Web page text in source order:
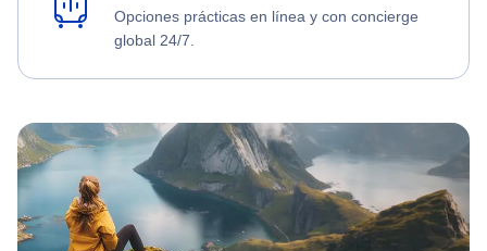
Opciones prácticas en línea y con concierge
global 24/7.